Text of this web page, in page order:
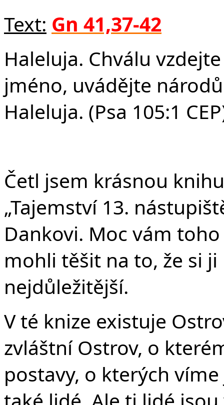
Text: Gn 41,37-42
Haleluja. Chválu
jméno, uvádějte
Haleluja. (Psa 105:1
Četl jsem krásnou
„Tajemství 13.
Dankovi. Moc vám
mohli těšit na to, že si
nejdůležitější.
V té knize existuje
zvláštní Ostrov, o
postavy, o kterých